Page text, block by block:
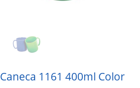
Caneca 1161 400ml Color